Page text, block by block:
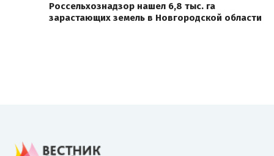
Россельхознадзор нашел 6,8 тыс. га
зарастающих земель в Новгородской области